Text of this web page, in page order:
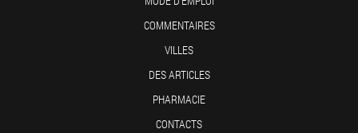
COMMENTAIRES
VILLES
DES ARTICLES
PHARMACIE
CONTACTS